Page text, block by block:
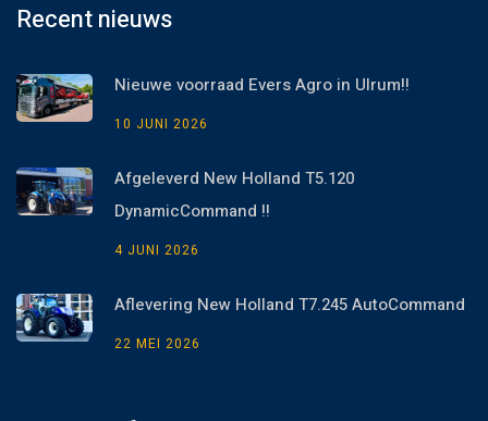
Recent nieuws
Nieuwe voorraad Evers Agro in Ulrum!!
10 JUNI 2026
Afgeleverd New Holland T5.120
DynamicCommand !!
4 JUNI 2026
Aflevering New Holland T7.245 AutoCommand
22 MEI 2026